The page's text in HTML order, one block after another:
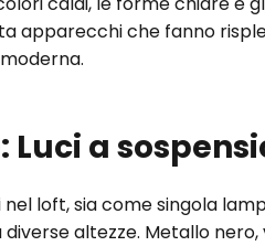
apparecchi che fanno
Luci a
loft, sia come singola
diverse altezze. Metallo